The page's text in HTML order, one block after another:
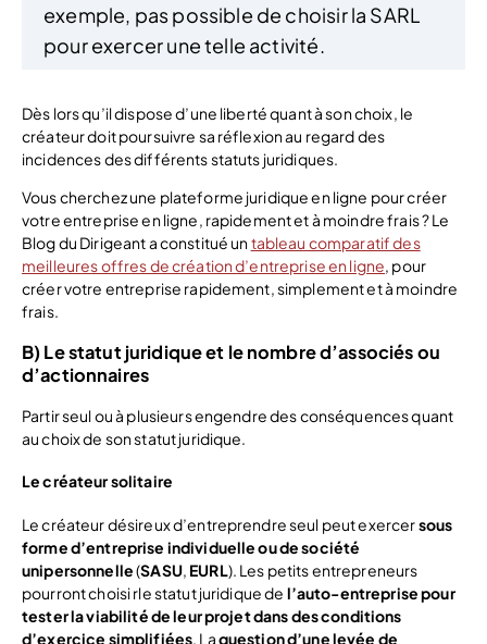
exemple, pas possible de choisir la SARL
pour exercer une telle activité.
Dès lors qu’il dispose d’une liberté quant à son choix, le
créateur doit poursuivre sa réflexion au regard des
incidences des différents statuts juridiques.
Vous cherchez une plateforme juridique en ligne pour créer
votre entreprise en ligne, rapidement et à moindre frais ? Le
Blog du Dirigeant a constitué untableau comparatif des
meilleures offres de création d’entreprise en ligne, pour
créer votre entreprise rapidement, simplement et à moindre
frais.
B) Le statut juridique et le nombre d’associés ou
d’actionnaires
Partir seul ou à plusieurs engendre des conséquences quant
au choix de son statut juridique.
Le créateur solitaire
Le créateur désireux d’entreprendre seul peut exercersous
forme d’entreprise individuelle ou de société
unipersonnelle(SASU, EURL). Les petits entrepreneurs
pourront choisi rle statut juridique de l’auto-entreprise pour
tester la viabilité de leur projet dans des conditions
d’exercice simplifiées. Laquestion d’une levée de